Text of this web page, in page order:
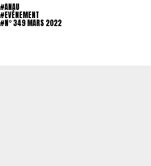
#ANAU
#EVÉNEMENT
#N° 349 MARS 2022